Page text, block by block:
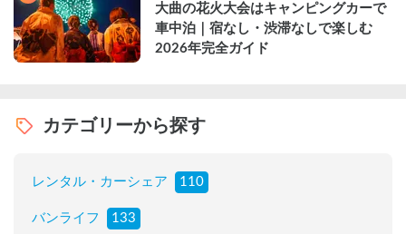
大曲の花火大会はキャンピングカーで
車中泊｜宿なし・渋滞なしで楽しむ
2026年完全ガイド
カテゴリーから探す
レンタル・カーシェア 110
バンライフ 133